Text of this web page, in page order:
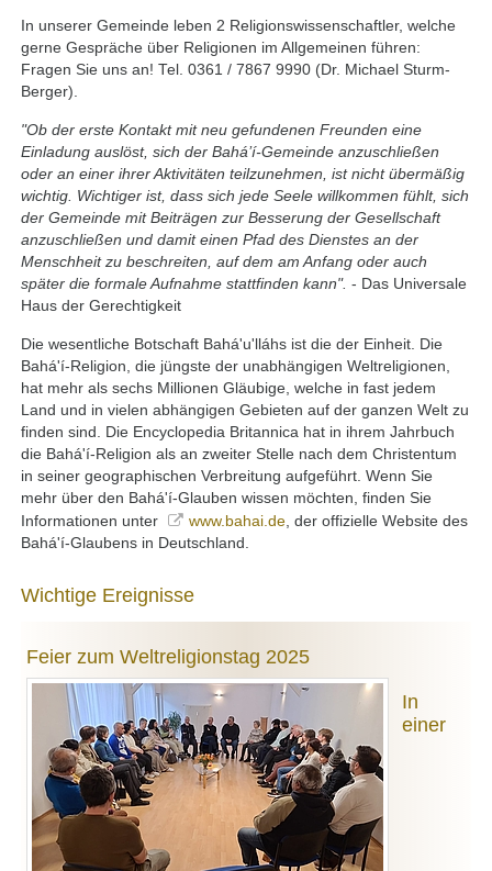
In unserer Gemeinde leben 2 Religionswissenschaftler, welche
gerne Gespräche über Religionen im Allgemeinen führen:
Fragen Sie uns an! Tel. 0361 / 7867 9990 (Dr. Michael Sturm-
Berger).
"Ob der erste Kontakt mit neu gefundenen Freunden eine
Einladung auslöst, sich der Bahá’í-Gemeinde anzuschließen
oder an einer ihrer Aktivitäten teilzunehmen, ist nicht übermäßig
wichtig. Wichtiger ist, dass sich jede Seele willkommen fühlt, sich
der Gemeinde mit Beiträgen zur Besserung der Gesellschaft
anzuschließen und damit einen Pfad des Dienstes an der
Menschheit zu beschreiten, auf dem am Anfang oder auch
später die formale Aufnahme stattfinden kann".- Das Universale
Haus der Gerechtigkeit
Die wesentliche Botschaft Bahá'u'lláhs ist die der Einheit. Die
Bahá'í-Religion, die jüngste der unabhängigen Weltreligionen,
hat mehr als sechs Millionen Gläubige, welche in fast jedem
Land und in vielen abhängigen Gebieten auf der ganzen Welt zu
finden sind. Die Encyclopedia Britannica hat in ihrem Jahrbuch
die Bahá'í-Religion als an zweiter Stelle nach dem Christentum
in seiner geographischen Verbreitung aufgeführt. Wenn Sie
mehr über den Bahá'í-Glauben wissen möchten, finden Sie
Informationen unter
www.bahai.de , der offizielle Website des
Bahá'í-Glaubens in Deutschland.
Wichtige Ereignisse
Feier zum Weltreligionstag 2025
In
einer